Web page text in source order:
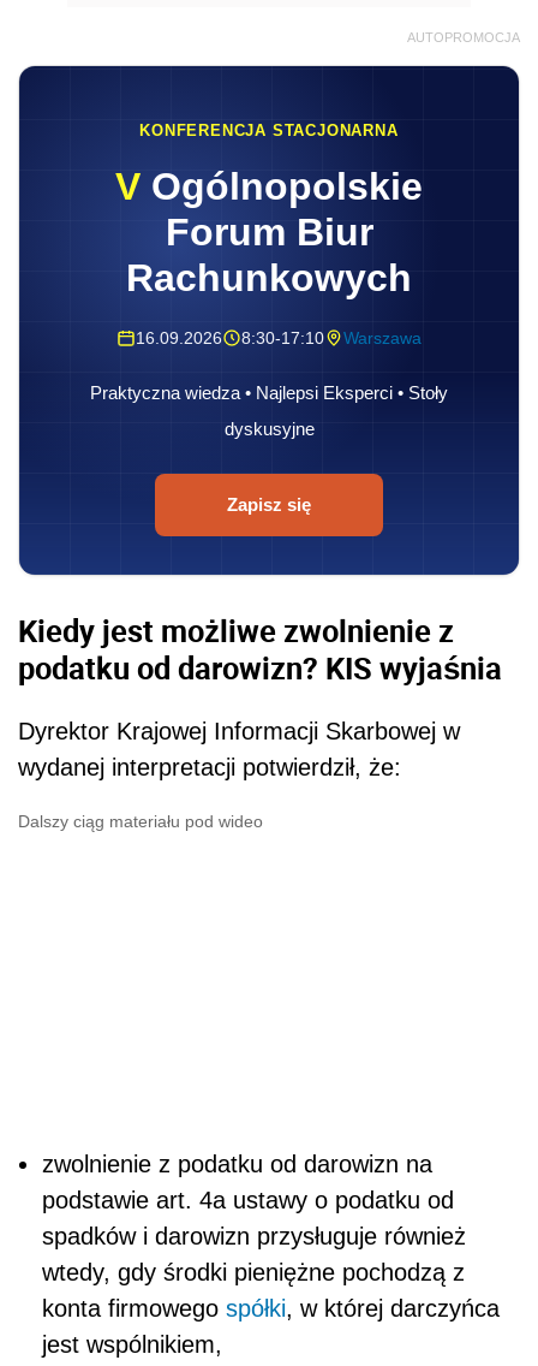
AUTOPROMOCJA
KONFERENCJA STACJONARNA
V Ogólnopolskie
Forum Biur
Rachunkowych
16.09.2026 8:30-17:10 Warszawa
Praktyczna wiedza • Najlepsi Eksperci • Stoły
dyskusyjne
Zapisz się
Kiedy jest możliwe zwolnienie z
podatku od darowizn? KIS wyjaśnia
Dyrektor Krajowej Informacji Skarbowej w
wydanej interpretacji potwierdził, że:
Dalszy ciąg materiału pod wideo
zwolnienie z podatku od darowizn na
podstawie art. 4a ustawy o podatku od
spadków i darowizn przysługuje również
wtedy, gdy środki pieniężne pochodzą z
konta firmowego spółki, w której darczyńca
jest wspólnikiem,